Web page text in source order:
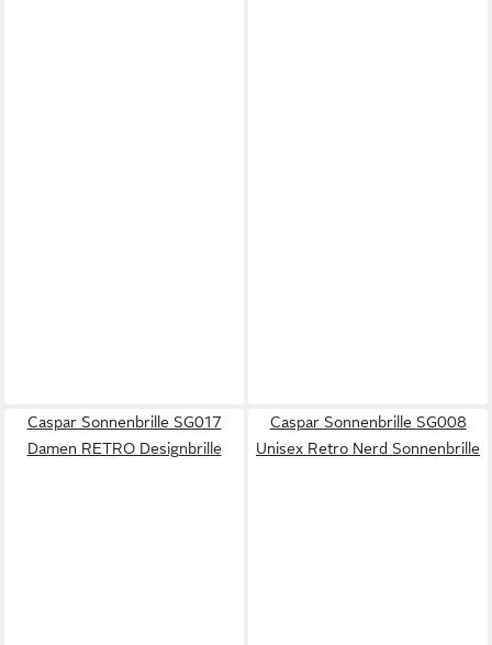
Caspar Sonnenbrille SG017
Damen RETRO Designbrille
Caspar Sonnenbrille SG008
Unisex Retro Nerd Sonnenbrille